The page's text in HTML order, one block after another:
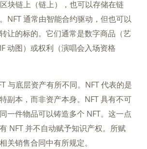
块链上（链上），也可以存储在链
NFT 通常由智能合约驱动，但也可以
让的标的。它们通常是数字商品（艺
动图）或权利（演唱会入场资格
与底层资产有所不同。NFT 代表的是
副本，而非资产本身。NFT 具有不可
一件物品可以铸造多个 NFT。这一点
NFT 并不自动赋予知识产权。所赋
关销售合同中有所规定。